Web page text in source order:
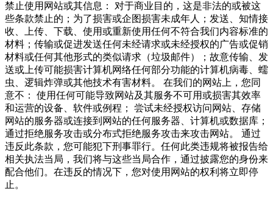
禁止使用网站或其信息： 对于商业目的，这是非法的或被这
些条款禁止的；为了损害或企图损害未成年人；发送、知情接
收、上传、下载、使用或重新使用任何不符合我们内容标准的
材料；传输或促进发送任何未经请求或未经授权的广告或促销
材料或任何其他形式的类似请求（垃圾邮件）；故意传输、发
送或上传可能损害计算机网络任何部分功能的计算机病毒、蠕
虫、逻辑炸弹或其他技术有害材料。 在我们的网站上，您同
意不： 使用任何可能导致网站及其服务不可用或损害其效率
和运营的设备、软件或例程； 尝试未经授权访问网站、存储
网站的服务器或连接到网站的任何服务器、计算机或数据库；
通过拒绝服务攻击或分布式拒绝服务攻击来攻击网站。 通过
违反此条款，您可能犯下刑事罪行。任何此类违规将被报告给
相关执法当局，我们将与这些当局合作，通过披露您的身份来
配合他们。在违反的情况下，您对使用网站的权利将立即停
止。